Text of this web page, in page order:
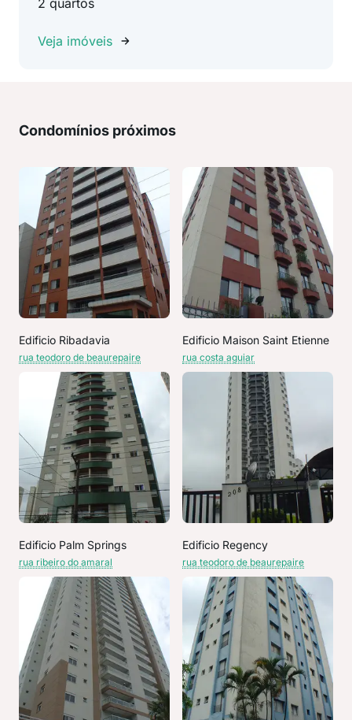
2 quartos
Veja imóveis
Condomínios próximos
Edificio Ribadavia
rua teodoro de beaurepaire
Edificio Maison Saint Etienne
rua costa aguiar
Edificio Palm Springs
rua ribeiro do amaral
Edificio Regency
rua teodoro de beaurepaire